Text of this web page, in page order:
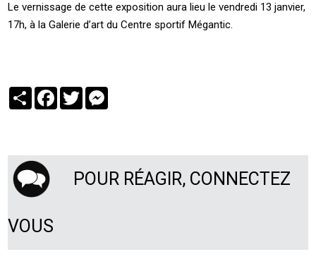
Le vernissage de cette exposition aura lieu le vendredi 13 janvier,
17h, à la Galerie d’art du Centre sportif Mégantic.
PartagerFacebook
Twitter
POUR RÉAGIR, CONNECTEZ
VOUS